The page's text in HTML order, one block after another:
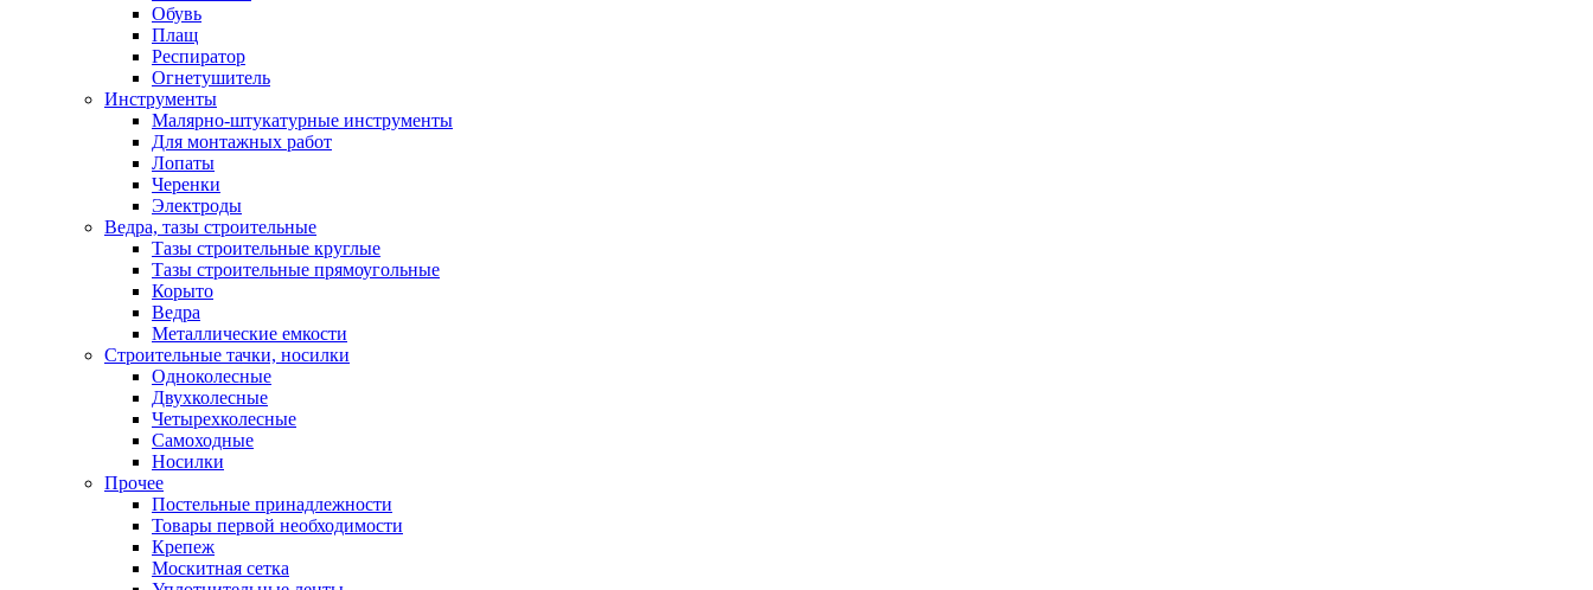
Обувь
Плащ
Респиратор
Огнетушитель
Инструменты
Малярно-штукатурные инструменты
Для монтажных работ
Лопаты
Черенки
Электроды
Ведра, тазы строительные
Тазы строительные круглые
Тазы строительные прямоугольные
Корыто
Ведра
Металлические емкости
Строительные тачки, носилки
Одноколесные
Двухколесные
Четырехколесные
Самоходные
Носилки
Прочее
Постельные принадлежности
Товары первой необходимости
Крепеж
Москитная сетка